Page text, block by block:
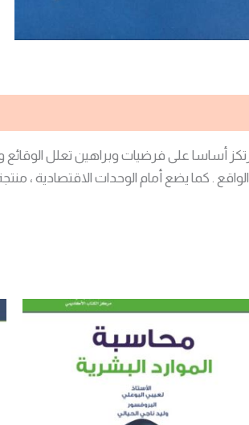
أساسا على فرضيات وبراهين تعلل
. كما يضع أمام الوحدات الاقتصادية